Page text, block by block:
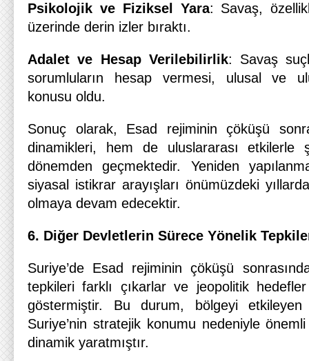
Psikolojik ve Fiziksel Yara: Savaş,
üzerinde derin izler bıraktı.
Adalet ve Hesap Verilebilirlik: Savaş
sorumluların hesap vermesi, ulusal ve
konusu oldu.
Sonuç olarak, Esad rejiminin çöküşü
dinamikleri, hem de uluslararası etkilerle
dönemden geçmektedir. Yeniden
siyasal istikrar arayışları önümüzdeki
olmaya devam edecektir.
6. Diğer Devletlerin Sürece Yönelik
Suriye’de Esad rejiminin çöküşü
tepkileri farklı çıkarlar ve jeopolitik
göstermiştir. Bu durum, bölgeyi etkileyen
Suriye’nin stratejik konumu nedeniyle
dinamik yaratmıştır.